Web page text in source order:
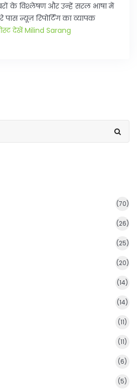
के विश्लेषण और उन्हें सरल भाषा में
पास न्यूज़ रिपोर्टिंग का व्यापक
देखें Milind Sarang
(70)
(26)
(25)
(20)
(14)
(14)
(11)
(11)
(6)
(5)